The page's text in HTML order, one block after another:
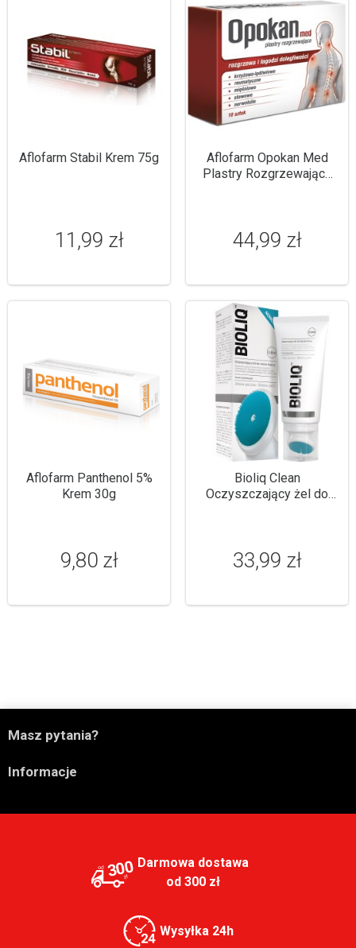
Aflofarm Stabil Krem 75g
11,99 zł
Aflofarm Opokan Med
Plastry Rozgrzewające
44,99 zł
Aflofarm Panthenol 5%
Krem 30g
9,80 zł
Bioliq Clean
Oczyszczający żel do
33,99 zł
Masz pytania?
Informacje
300 Darmowa dostawa
od 300 zł
Wysyłka 24h